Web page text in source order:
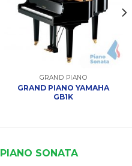
GRAND PIANO
GRAND PIANO YAMAHA
GB1K
SONATA